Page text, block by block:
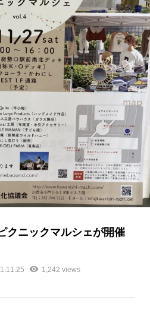
クニックマルシェが開催
1,242 views